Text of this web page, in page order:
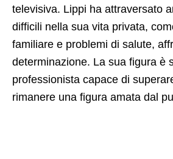
televisiva. Lippi ha attraversato
difficili nella sua vita privata,
familiare e problemi di salute,
determinazione. La sua figura è
professionista capace di
rimanere una figura amata dal